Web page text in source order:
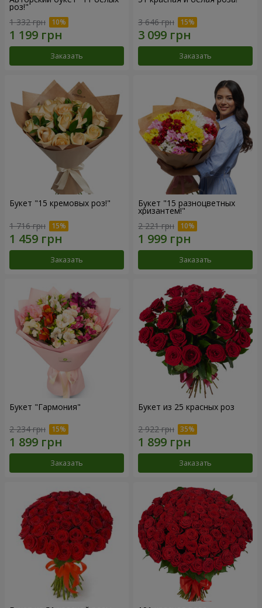
роз!"
1 332 грн
Заказать
3 646 грн
Заказать
Букет "15 кремовых роз!"
1 716 грн
Заказать
Букет "15 разноцветных
хризантем!"
2 221 грн
Заказать
Букет "Гармония"
2 234 грн
Заказать
Букет из 25 красных роз
2 922 грн
Заказать